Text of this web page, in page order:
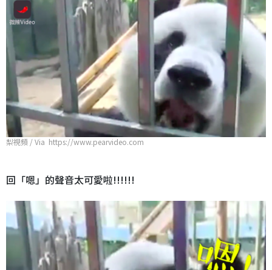
梨視頻 / Via https://www.pearvideo.com
回「嗯」的聲音太可愛啦!!!!!!